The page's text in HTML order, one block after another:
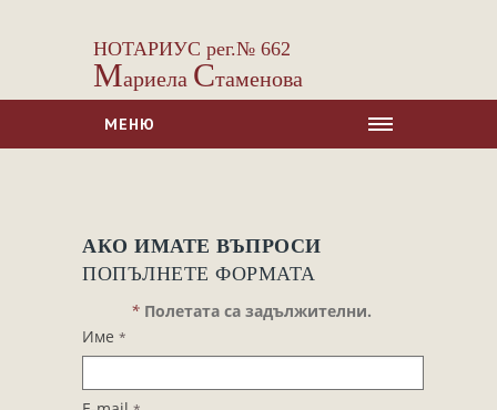
НОТАРИУС рег.№ 662
Мариела Стаменова
МЕНЮ
УСЛУГИ
Ипотеки
Удостоверявания
АКО ИМАТЕ ВЪПРОСИ
ПОПЪЛНЕТЕ ФОРМАТА
*Полетата са задължителни.
Име *